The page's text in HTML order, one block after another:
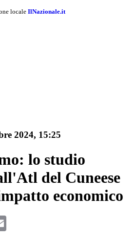
localeIlNazionale.it
2024, 15:25
lo studio
del Cuneese
economico